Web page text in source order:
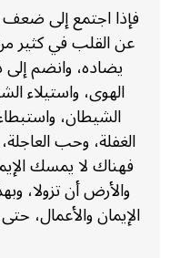
فإذا اجتمع إلى ضعف
عن القلب في كثير من
يضاده، وانضم
الهوى، واستيلاء
الشيطان،
الغفلة، وحب
فهناك لا يمسك
والأرض أن تزولا،
الإيمان والأعمال،